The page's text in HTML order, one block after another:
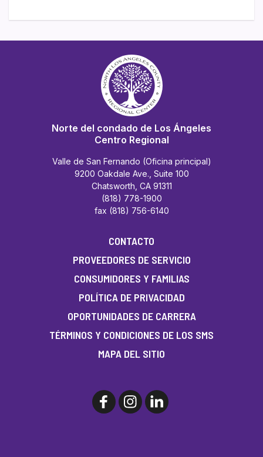
Norte del condado de Los Ángeles
Centro Regional
Valle de San Fernando (Oficina principal)
9200 Oakdale Ave., Suite 100
Chatsworth, CA 91311
(818) 778-1900
fax (818) 756-6140
CONTACTO
PROVEEDORES DE SERVICIO
CONSUMIDORES Y FAMILIAS
POLÍTICA DE PRIVACIDAD
OPORTUNIDADES DE CARRERA
TÉRMINOS Y CONDICIONES DE LOS SMS
MAPA DEL SITIO